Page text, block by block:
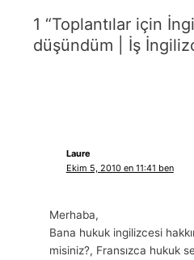
1 “Toplantılar için
düşündüm | İş
Laure
Ekim 5, 2010 en 11:41 ben
Merhaba,
Bana hukuk ingilizcesi
misiniz?, Fransızca hukuk